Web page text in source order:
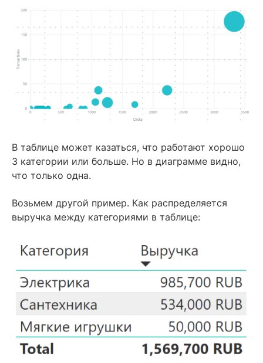
В таблице может казаться, что работают хорошо
3 категории или больше. Но в диаграмме видно,
что только одна.
Возьмем другой пример. Как распределяется
выручка между категориями в таблице: